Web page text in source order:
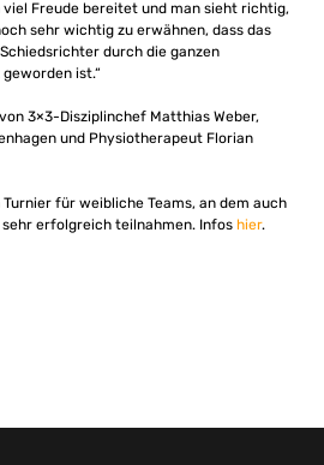
viel Freude bereitet und man sieht richtig,
sehr wichtig zu erwähnen, dass das
durch die ganzen
ist.“
3×3-Disziplinchef Matthias Weber,
und Physiotherapeut Florian
für weibliche Teams, an dem auch
erfolgreich teilnahmen. Infos hier.